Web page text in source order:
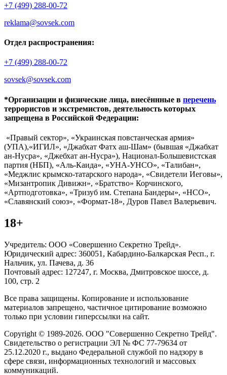
+7 (499) 288-00-72
reklama@sovsek.com
Отдел распространения:
+7 (499) 288-00-72
sovsek@sovsek.com
*Организации и физические лица, внесённные в перечень
террористов и экстремистов, деятельность которых
запрещена в Российской Федерации:
«Правый сектор», «Украинская повстанческая армия»
(УПА),«ИГИЛ», «Джабхат Фатх аш-Шам» (бывшая «Джабхат
ан-Нусра», «Джебхат ан-Нусра»), Национал-Большевистская
партия (НБП), «Аль-Каида», «УНА-УНСО», «Талибан»,
«Меджлис крымско-татарского народа», «Свидетели Иеговы»,
«Мизантропик Дивижн», «Братство» Корчинского,
«Артподготовка», «Тризуб им. Степана Бандеры», «НСО»,
«Славянский союз», «Формат-18», Дуров Павел Валерьевич.
18+
Учредитель: ООО «Совершенно Секретно Трейд».
Юридический адрес: 360051, Кабардино-Балкарская Респ., г.
Нальчик, ул. Пачева, д. 36
Почтовый адрес: 127247, г. Москва, Дмитровское шоссе, д.
100, стр. 2
Все права защищены. Копирование и использование
материалов запрещено, частичное цитирование возможно
только при условии гиперссылки на сайт.
Copyright © 1989-2026. ООО "Совершенно Секретно Трейд".
Свидетельство о регистрации ЭЛ № ФС 77-79634 от
25.12.2020 г., выдано Федеральной службой по надзору в
сфере связи, информационных технологий и массовых
коммуникаций.